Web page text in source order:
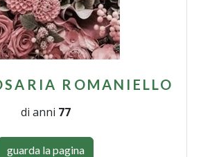
ROMANIELLO
di anni 77
guarda la pagina